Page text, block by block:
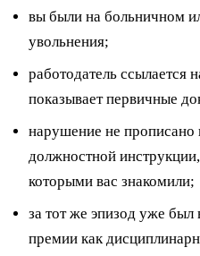
вы были на больничном
увольнения;
работодатель ссылается
показывает первичные
нарушение не прописано
должностной
которыми вас знакомили;
за тот же эпизод уже
премии как